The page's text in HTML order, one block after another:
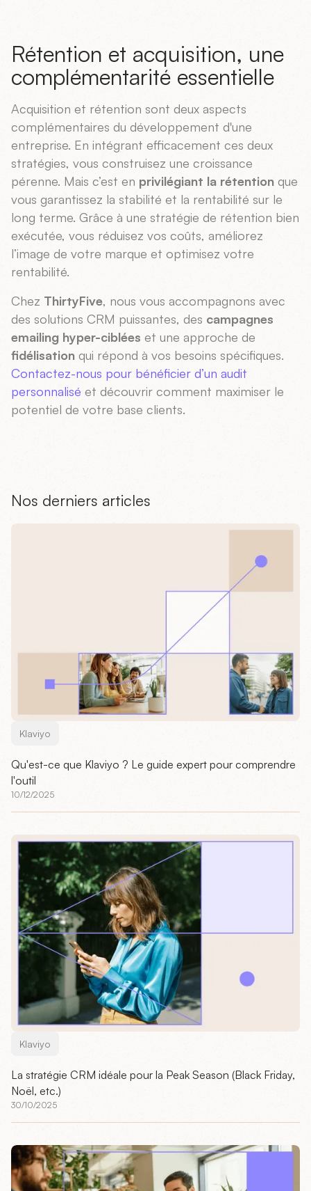
Rétention et acquisition, une
complémentarité essentielle
Acquisition et rétention sont deux aspects
complémentaires du développement d'une
entreprise. En intégrant efficacement ces deux
stratégies, vous construisez une croissance
pérenne. Mais c’est en privilégiant la rétention que
vous garantissez la stabilité et la rentabilité sur le
long terme. Grâce à une stratégie de rétention bien
exécutée, vous réduisez vos coûts, améliorez
l’image de votre marque et optimisez votre
rentabilité.
Chez ThirtyFive, nous vous accompagnons avec
des solutions CRM puissantes, des campagnes
emailing hyper-ciblées et une approche de
fidélisation qui répond à vos besoins spécifiques.
Contactez-nous pour bénéficier d’un audit
personnalisé et découvrir comment maximiser le
potentiel de votre base clients.
Nos derniers articles
Klaviyo
Qu'est-ce que Klaviyo ? Le guide expert pour comprendre
l'outil
10/12/2025
Klaviyo
La stratégie CRM idéale pour la Peak Season (Black Friday,
Noël, etc.)
30/10/2025